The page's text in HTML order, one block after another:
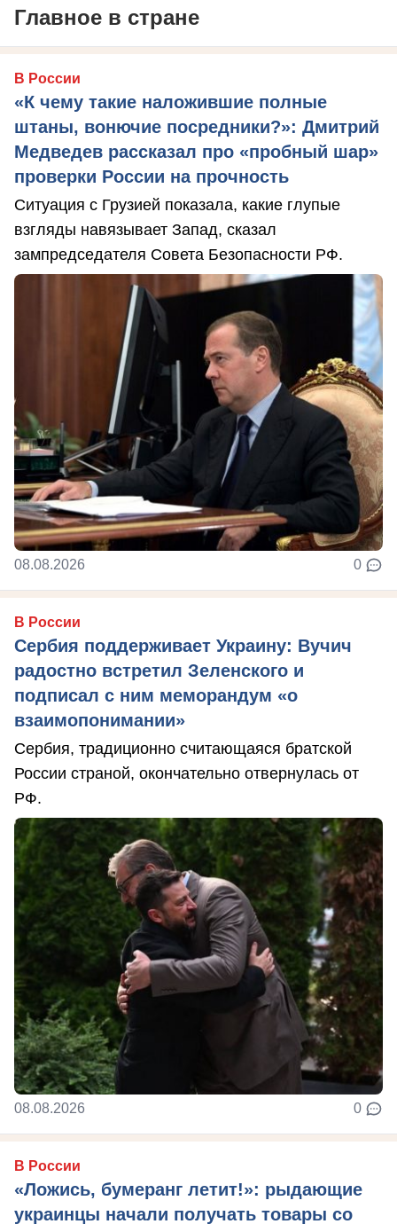
Главное в стране
В России
«К чему такие наложившие полные
штаны, вонючие посредники?»: Дмитрий
Медведев рассказал про «пробный шар»
проверки России на прочность
Ситуация с Грузией показала, какие глупые
взгляды навязывает Запад, сказал
зампредседателя Совета Безопасности РФ.
08.08.2026 0
В России
Сербия поддерживает Украину: Вучич
радостно встретил Зеленского и
подписал с ним меморандум «о
взаимопонимании»
Сербия, традиционно считающаяся братской
России страной, окончательно отвернулась от
РФ.
08.08.2026 0
В России
«Ложись, бумеранг летит!»: рыдающие
украинцы начали получать товары со